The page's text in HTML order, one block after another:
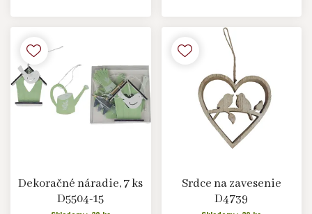
Dekoračné náradie, 7 ks
D5504-15
Srdce na zavesenie
D4739